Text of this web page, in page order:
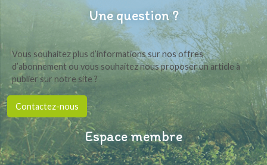
Une question ?
Vous souhaitez plus d’informations sur nos offres
d’abonnement ou vous souhaitez nous proposer un article à
publier sur notre site ?
Contactez-nous
Espace membre